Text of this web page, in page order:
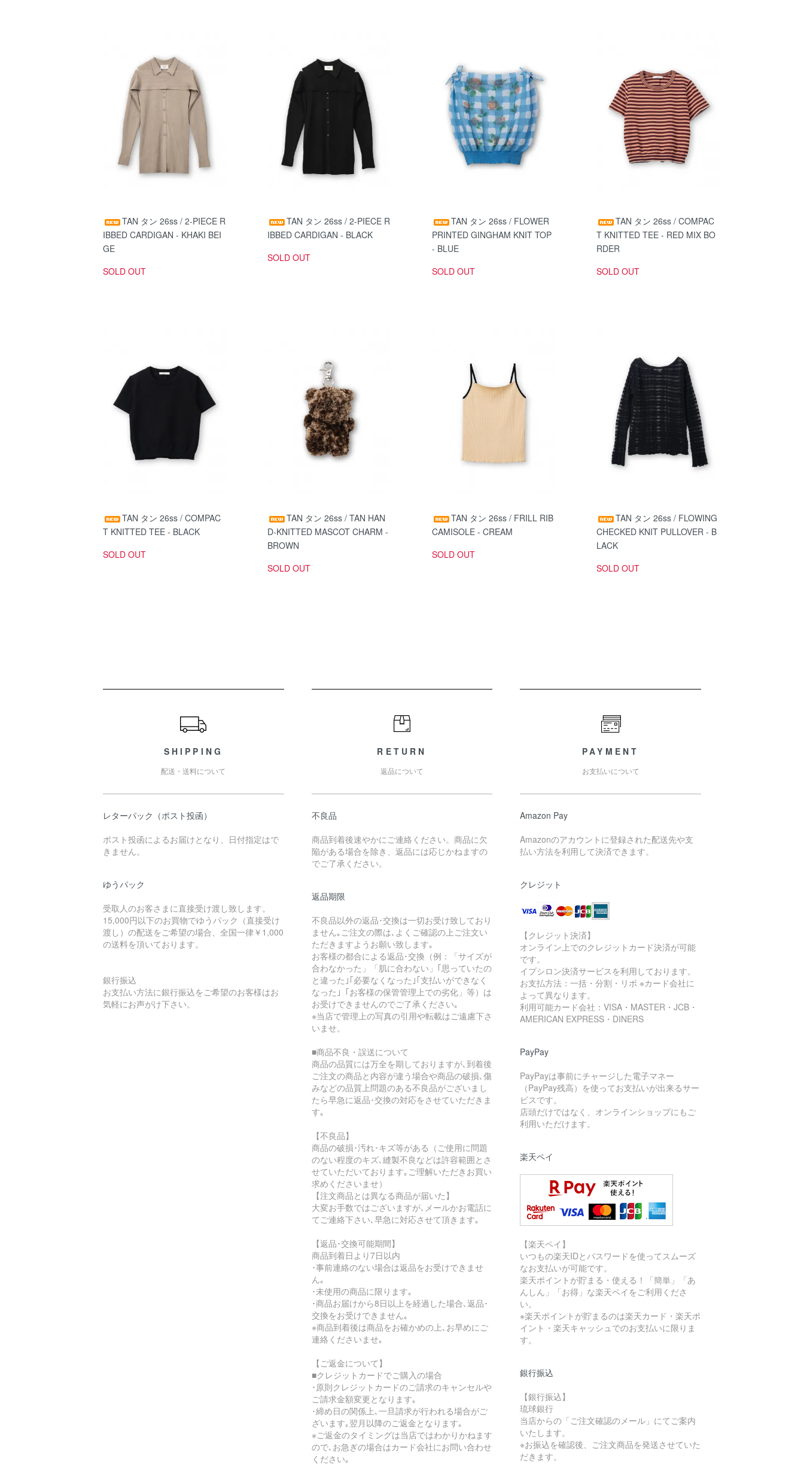
TAN タン 26ss / 2-PIECE R
IBBED CARDIGAN - KHAKI BEI
GE
SOLD OUT
TAN タン 26ss / 2-PIECE R
IBBED CARDIGAN - BLACK
SOLD OUT
TAN タン 26ss / FLOWER
PRINTED GINGHAM KNIT TOP
- BLUE
SOLD OUT
TAN タン 26ss / COMPAC
T KNITTED TEE - RED MIX BO
RDER
SOLD OUT
TAN タン 26ss / COMPAC
T KNITTED TEE - BLACK
SOLD OUT
TAN タン 26ss / TAN HAN
D-KNITTED MASCOT CHARM -
BROWN
SOLD OUT
TAN タン 26ss / FRILL RIB
CAMISOLE - CREAM
SOLD OUT
TAN タン 26ss / FLOWING
CHECKED KNIT PULLOVER - B
LACK
SOLD OUT
SHIPPING
配送・送料について
レターパック（ポスト投函）
ポスト投函によるお届けとなり、日付指定はで
きません。
ゆうパック
受取人のお客さまに直接受け渡し致します。
15,000円以下のお買物でゆうパック（直接受け
渡し）の配送をご希望の場合、全国一律￥1,000
の送料を頂いております。
銀行振込
お支払い方法に銀行振込をご希望のお客様はお
気軽にお声がけ下さい。
RETURN
返品について
不良品
商品到着後速やかにご連絡ください。商品に欠
陥がある場合を除き、返品には応じかねますの
でご了承ください。
返品期限
不良品以外の返品･交換は一切お受け致しており
ません｡ご注文の際は､よくご確認の上ご注文い
ただきますようお願い致します｡
お客様の都合による返品･交換（例：「サイズが
合わなかった」「肌に合わない」｢思っていたの
と違った｣｢必要なくなった｣｢支払いができなく
なった｣「お客様の保管管理上での劣化」等）は
お受けできませんのでご了承ください｡
※当店で管理上の写真の引用や転載はご遠慮下さ
いませ。
■商品不良・誤送について
商品の品質には万全を期しておりますが､到着後
ご注文の商品と内容が違う場合や商品の破損､傷
みなどの品質上問題のある不良品がございまし
たら早急に返品･交換の対応をさせていただきま
す｡
【不良品】
商品の破損･汚れ･キズ等がある（ご使用に問題
のない程度のキズ､縫製不良などは許容範囲とさ
せていただいております｡ご理解いただきお買い
求めくださいませ）
【注文商品とは異なる商品が届いた】
大変お手数ではございますが､メールかお電話に
てご連絡下さい､早急に対応させて頂きます｡
【返品･交換可能期間】
商品到着日より7日以内
･事前連絡のない場合は返品をお受けできませ
ん｡
･未使用の商品に限ります｡
･商品お届けから8日以上を経過した場合､返品･
交換をお受けできません｡
※商品到着後は商品をお確かめの上､お早めにご
連絡くださいませ｡
【ご返金について】
■クレジットカードでご購入の場合
･原則クレジットカードのご請求のキャンセルや
ご請求金額変更となります｡
･締め日の関係上､一旦請求が行われる場合がご
ざいます｡翌月以降のご返金となります｡
※ご返金のタイミングは当店ではわかりかねます
ので､お急ぎの場合はカード会社にお問い合わせ
ください｡
PAYMENT
お支払いについて
Amazon Pay
Amazonのアカウントに登録された配送先や支
払い方法を利用して決済できます。
クレジット
【クレジット決済】
オンライン上でのクレジットカード決済が可能
です。
イプシロン決済サービスを利用しております。
お支払方法：一括・分割・リボ ※カード会社に
よって異なります。
利用可能カード会社：VISA・MASTER・JCB・
AMERICAN EXPRESS・DINERS
PayPay
PayPayは事前にチャージした電子マネー
（PayPay残高）を使ってお支払いが出来るサー
ビスです。
店頭だけではなく、オンラインショップにもご
利用いただけます。
楽天ペイ
【楽天ペイ】
いつもの楽天IDとパスワードを使ってスムーズ
なお支払いが可能です。
楽天ポイントが貯まる・使える！「簡単」「あ
んしん」「お得」な楽天ペイをご利用くださ
い。
※楽天ポイントが貯まるのは楽天カード・楽天ポ
イント・楽天キャッシュでのお支払いに限りま
す。
銀行振込
【銀行振込】
琉球銀行
当店からの「ご注文確認のメール」にてご案内
いたします。
※お振込を確認後、ご注文商品を発送させていた
だきます。